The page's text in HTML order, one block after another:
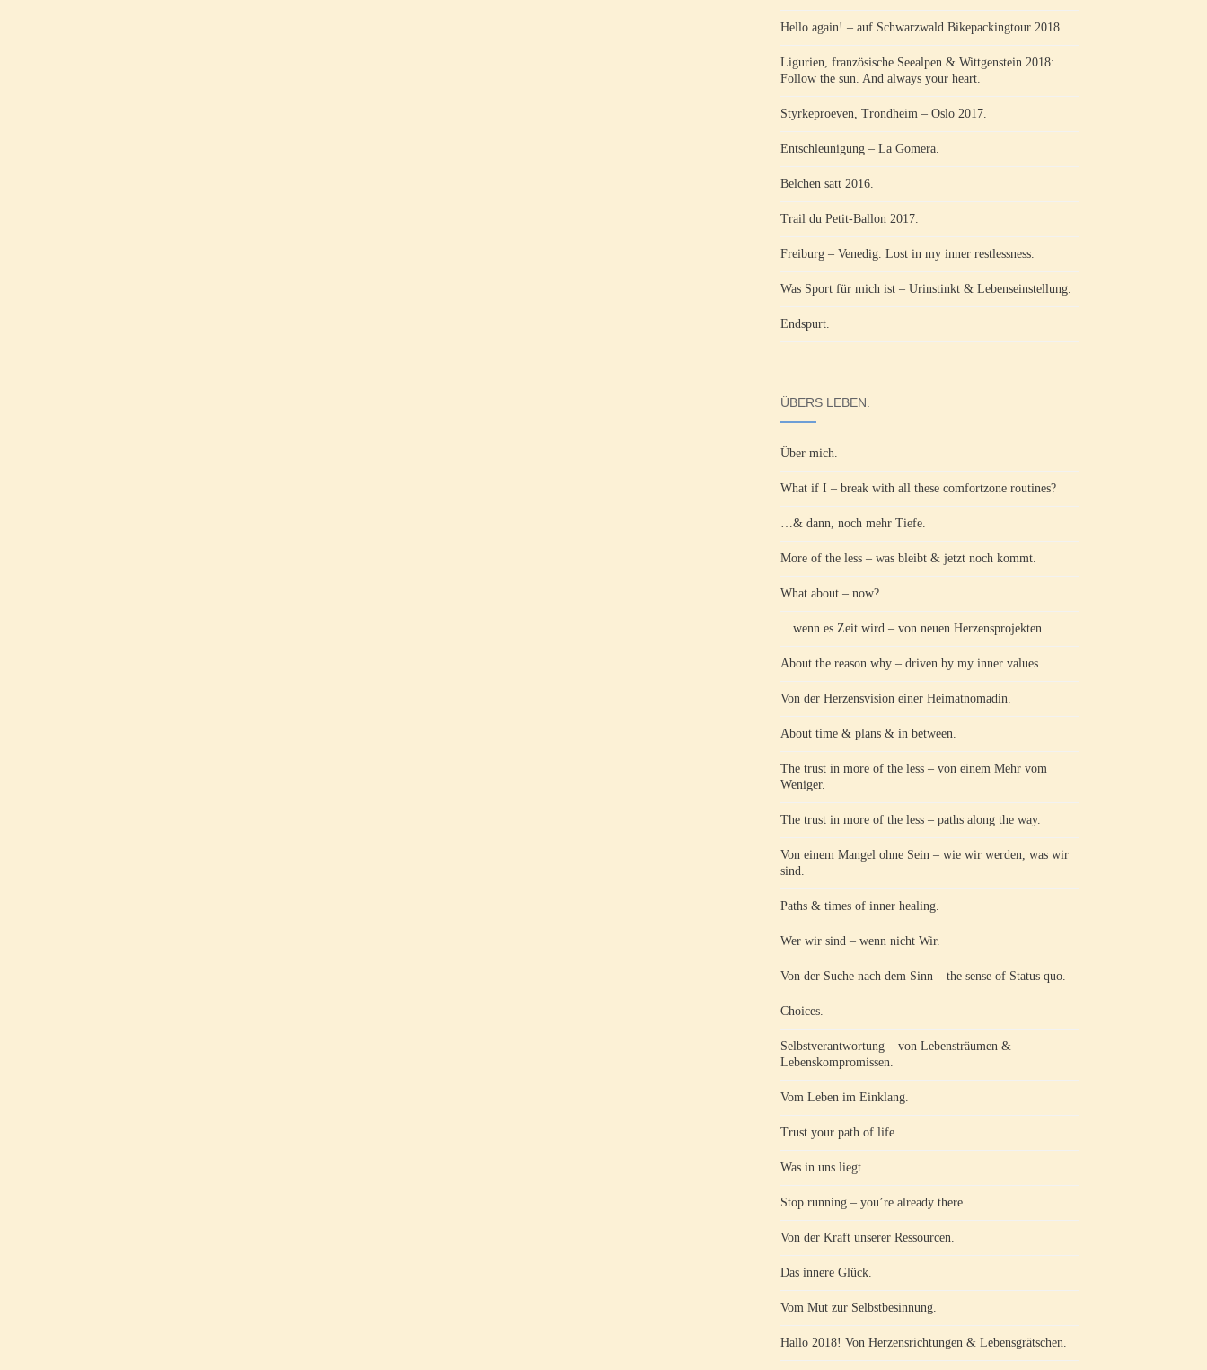
Hello again! – auf Schwarzwald Bikepackingtour 2018.
Ligurien, französische Seealpen & Wittgenstein 2018:
Follow the sun. And always your heart.
Styrkeproeven, Trondheim – Oslo 2017.
Entschleunigung – La Gomera.
Belchen satt 2016.
Trail du Petit-Ballon 2017.
Freiburg – Venedig. Lost in my inner restlessness.
Was Sport für mich ist – Urinstinkt & Lebenseinstellung.
Endspurt.
ÜBERS LEBEN.
Über mich.
What if I – break with all these comfortzone routines?
…& dann, noch mehr Tiefe.
More of the less – was bleibt & jetzt noch kommt.
What about – now?
…wenn es Zeit wird – von neuen Herzensprojekten.
About the reason why – driven by my inner values.
Von der Herzensvision einer Heimatnomadin.
About time & plans & in between.
The trust in more of the less – von einem Mehr vom
Weniger.
The trust in more of the less – paths along the way.
Von einem Mangel ohne Sein – wie wir werden, was wir
sind.
Paths & times of inner healing.
Wer wir sind – wenn nicht Wir.
Von der Suche nach dem Sinn – the sense of Status quo.
Choices.
Selbstverantwortung – von Lebensträumen &
Lebenskompromissen.
Vom Leben im Einklang.
Trust your path of life.
Was in uns liegt.
Stop running – you’re already there.
Von der Kraft unserer Ressourcen.
Das innere Glück.
Vom Mut zur Selbstbesinnung.
Hallo 2018! Von Herzensrichtungen & Lebensgrätschen.